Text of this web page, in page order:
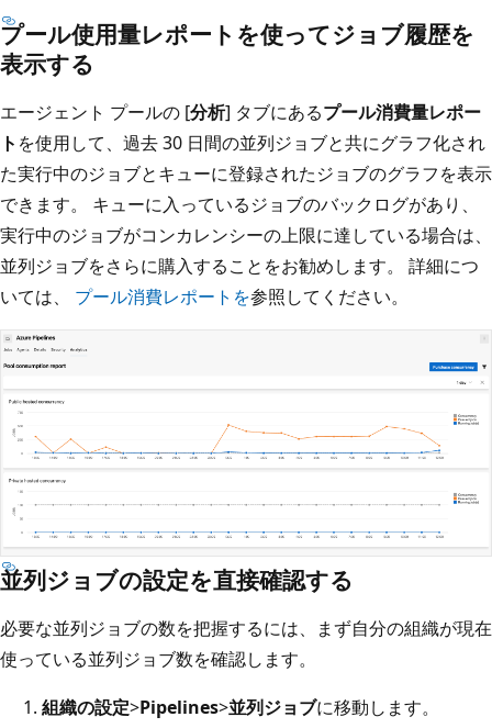
プール使用量レポートを使ってジョブ履歴を
表示する
エージェント プールの [分析] タブにあるプール消費量レポー
ト を使用して、過去 30 日間の並列ジョブと共にグラフ化され
た実行中のジョブとキューに登録されたジョブのグラフを表示
できます。 キューに入っているジョブのバックログがあり、
実行中のジョブがコンカレンシーの上限に達している場合は、
並列ジョブをさらに購入することをお勧めします。 詳細につ
いては、 プール消費レポートを参照してください。
並列ジョブの設定を直接確認する
必要な並列ジョブの数を把握するには、まず自分の組織が現在
使っている並列ジョブ数を確認します。
組織の設定>Pipelines>並列ジョブに移動します。